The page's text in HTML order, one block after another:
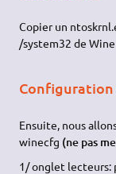
Copier un
/system32 de Wine
Configuration
Ensuite, nous
winecfg (ne pas
1/ onglet lecteurs: